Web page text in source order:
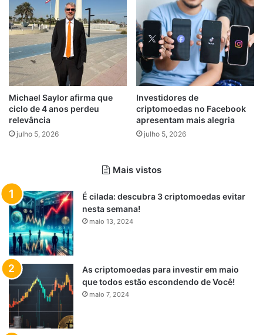
Michael Saylor afirma que
ciclo de 4 anos perdeu
relevância
julho 5, 2026
Investidores de
criptomoedas no Facebook
apresentam mais alegria
julho 5, 2026
Mais vistos
É cilada: descubra 3 criptomoedas evitar
nesta semana!
maio 13, 2024
As criptomoedas para investir em maio
que todos estão escondendo de Você!
maio 7, 2024